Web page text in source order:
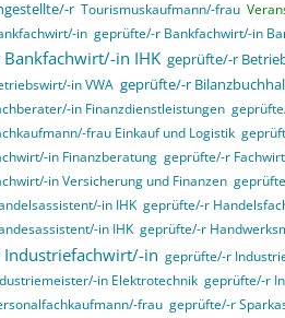
r Tourismuskaufmann/-frau
in geprüfte/-r Bankfachwirt/-in
in IHK geprüfte/-r
in VWA geprüfte/-r
in Finanzdienstleistungen
frau Einkauf und Logistik
in Finanzberatung geprüfte/-r
in Versicherung und Finanzen
in IHK geprüfte/-r
in IHK geprüfte/-r
in geprüfte/-r
in Elektrotechnik geprüfte/-r
frau geprüfte/-r